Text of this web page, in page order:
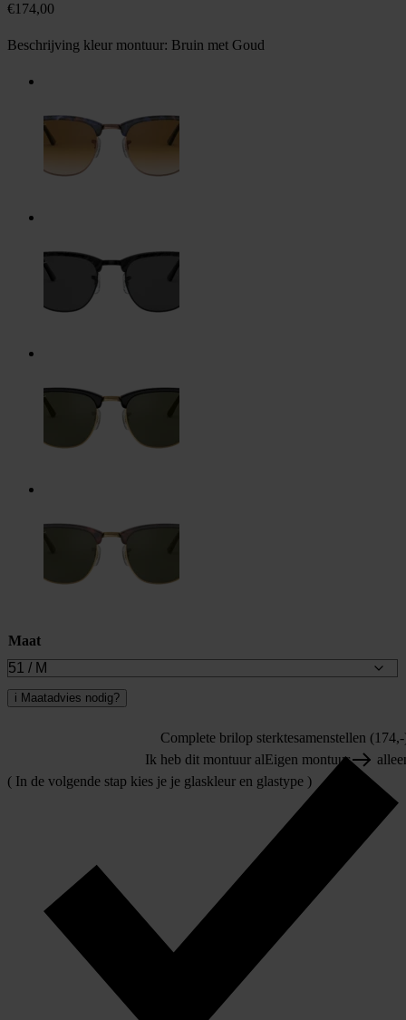
€174,00
Beschrijving kleur montuur: Bruin met Goud
Maat
i Maatadvies nodig?
Complete brilop sterktesamenstellen
Ik heb dit montuur alEigen montuur
( In de volgende stap kies je je glaskleur en glastype )